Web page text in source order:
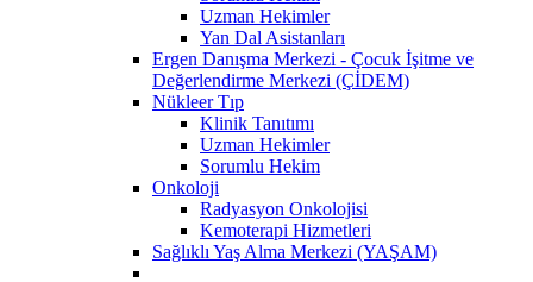
Uzman Hekimler
Yan Dal Asistanları
Ergen Danışma Merkezi - Çocuk İşitme ve
Değerlendirme Merkezi (ÇİDEM)
Nükleer Tıp
Klinik Tanıtımı
Uzman Hekimler
Sorumlu Hekim
Onkoloji
Radyasyon Onkolojisi
Kemoterapi Hizmetleri
Sağlıklı Yaş Alma Merkezi (YAŞAM)